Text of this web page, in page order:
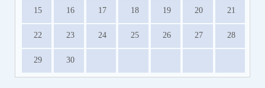
15 16 17 18 19 20 21
22 23 24 25 26 27 28
29 30